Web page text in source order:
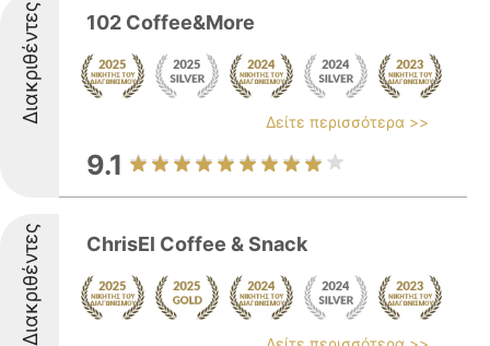
Διακριθέντες 102 Coffee&More
Δείτε περισσότερα >>
9.1
Διακριθέντες ChrisEl Coffee & Snack